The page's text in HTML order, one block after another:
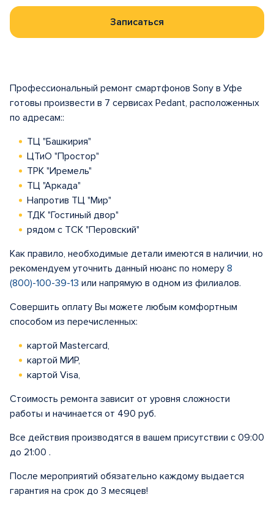
Записаться
Профессиональный ремонт смартфонов Sony в Уфе
готовы произвести в 7 сервисах Pedant, расположенных
по адресам::
ТЦ "Башкирия"
ЦТиО "Простор"
ТРК "Иремель"
ТЦ "Аркада"
Напротив ТЦ "Мир"
ТДК "Гостиный двор"
рядом с ТСК "Перовский"
Как правило, необходимые детали имеются в наличии, но
рекомендуем уточнить данный нюанс по номеру 8
(800)-100-39-13 или напрямую в одном из филиалов.
Совершить оплату Вы можете любым комфортным
способом из перечисленных:
картой Mastercard,
картой МИР,
картой Visa,
Стоимость ремонта зависит от уровня сложности
работы и начинается от 490 руб.
Все действия производятся в вашем присутствии с 09:00
до 21:00 .
После мероприятий обязательно каждому выдается
гарантия на срок до 3 месяцев!